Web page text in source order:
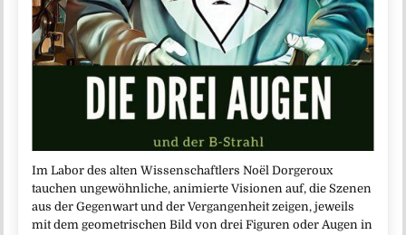
Im Labor des alten Wissenschaftlers Noël Dorgeroux
tauchen ungewöhnliche, animierte Visionen auf, die Szenen
aus der Gegenwart und der Vergangenheit zeigen, jeweils
mit dem geometrischen Bild von drei Figuren oder Augen in